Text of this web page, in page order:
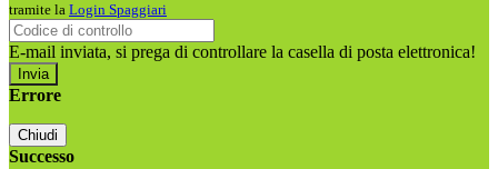
tramite la Login Spaggiari
E-mail inviata, si prega di controllare la casella di posta elettronica!
Errore
Chiudi
Successo